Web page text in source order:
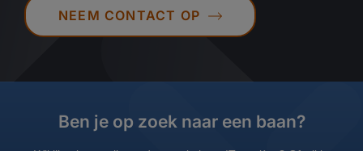
NEEM CONTACT OP
Ben je op zoek naar een baan?